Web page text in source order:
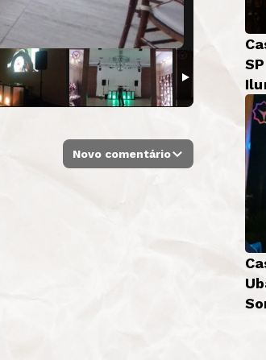
Novo comentário